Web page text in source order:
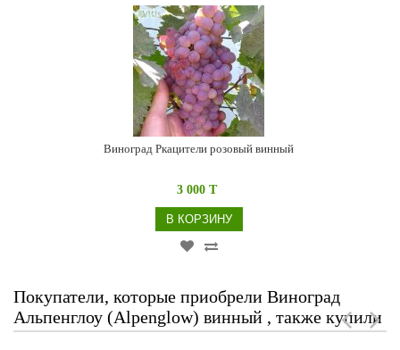
Виноград Ркацители розовый винный
3 000 T
В КОРЗИНУ
Покупатели, которые приобрели Виноград
Альпенглоу (Alpenglow) винный , также купили